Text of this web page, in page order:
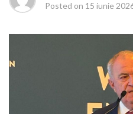
Posted on 15 iunie